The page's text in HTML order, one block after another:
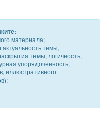
материала;
темы,
темы, логичность,
упорядоченность,
иллюстративного